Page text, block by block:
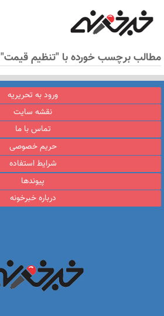
مطالب برچسب خورده با "تنظیم قیمت"
ورود به تحریریه
نقشه سایت
تماس با ما
حریم خصوصی
شرایط استفاده
پیوندها
درباره خبرخونه